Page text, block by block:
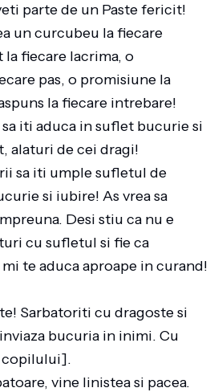
parte de un Paste fericit!
un curcubeu la fiecare
fiecare lacrima, o
pas, o promisiune la
la fiecare intrebare!
iti aduca in suflet bucurie si
alaturi de cei dragi!
sa iti umple sufletul de
si iubire! As vrea sa
Desi stiu ca nu e
cu sufletul si fie ca
te aduca aproape in curand!
Sarbatoriti cu dragoste si
bucuria in inimi. Cu
copilului].
vine linistea si pacea.